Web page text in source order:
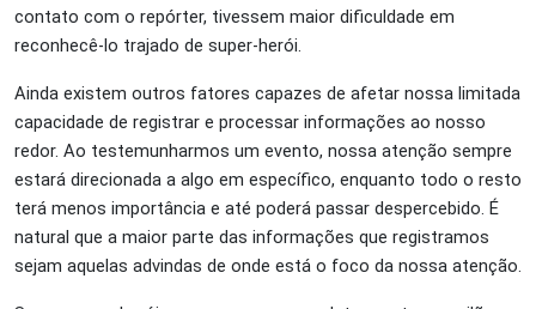
contato com o repórter, tivessem maior dificuldade em
reconhecê-lo trajado de super-herói.
Ainda existem outros fatores capazes de afetar nossa limitada
capacidade de registrar e processar informações ao nosso
redor. Ao testemunharmos um evento, nossa atenção sempre
estará direcionada a algo em específico, enquanto todo o resto
terá menos importância e até poderá passar despercebido. É
natural que a maior parte das informações que registramos
sejam aquelas advindas de onde está o foco da nossa atenção.